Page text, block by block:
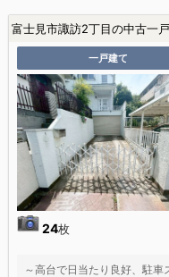
富士見市諏訪2丁目の中古一
一戸建て
24枚
～高台で日当たり良好、駐車